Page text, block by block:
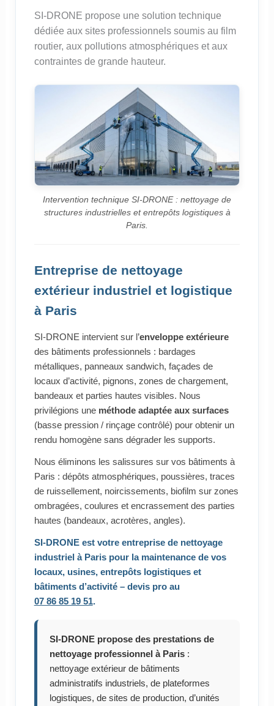
SI-DRONE propose une solution technique
dédiée aux sites professionnels soumis au film
routier, aux pollutions atmosphériques et aux
contraintes de grande hauteur.
Intervention technique SI-DRONE : nettoyage de
structures industrielles et entrepôts logistiques à
Paris.
Entreprise de nettoyage
extérieur industriel et logistique
à Paris
SI-DRONE intervient sur l’enveloppe extérieure
des bâtiments professionnels : bardages
métalliques, panneaux sandwich, façades de
locaux d’activité, pignons, zones de chargement,
bandeaux et parties hautes visibles. Nous
privilégions une méthode adaptée aux surfaces
(basse pression / rinçage contrôlé) pour obtenir un
rendu homogène sans dégrader les supports.
Nous éliminons les salissures sur vos bâtiments à
Paris : dépôts atmosphériques, poussières, traces
de ruissellement, noircissements, biofilm sur zones
ombragées, coulures et encrassement des parties
hautes (bandeaux, acrotères, angles).
SI-DRONE est votre entreprise de nettoyage
industriel à Parispour la maintenance de vos
locaux, usines, entrepôts logistiques et
bâtiments d’activité – devis pro au
07 86 85 19 51.
SI-DRONE propose des prestations de
nettoyage professionnel à Paris:
nettoyage extérieur de bâtiments
administratifs industriels, de plateformes
logistiques, de sites de production, d’unités